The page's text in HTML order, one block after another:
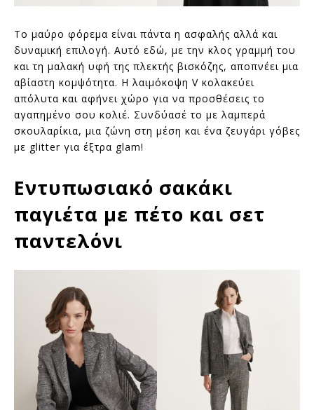
Το μαύρο φόρεμα είναι πάντα η ασφαλής αλλά και
δυναμική επιλογή. Αυτό εδώ, με την κλος γραμμή του
και τη μαλακή υφή της πλεκτής βισκόζης, αποπνέει μια
αβίαστη κομψότητα. Η λαιμόκοψη V κολακεύει
απόλυτα και αφήνει χώρο για να προσθέσεις το
αγαπημένο σου κολιέ. Συνδύασέ το με λαμπερά
σκουλαρίκια, μια ζώνη στη μέση και ένα ζευγάρι γόβες
με glitter για έξτρα glam!
Εντυπωσιακό σακάκι
παγιέτα με πέτο και σετ
παντελόνι